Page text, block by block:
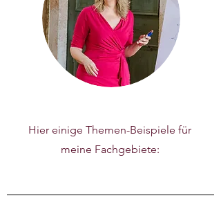
​Hier einige Themen-Beispiele für
meine Fachgebiete: